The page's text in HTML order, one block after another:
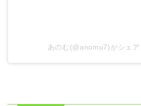
あのむ(@anomu7)がシェア